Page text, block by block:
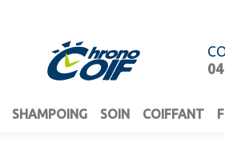
SHAMPOING SOIN COIFFANT